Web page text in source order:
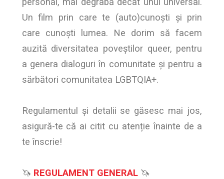
Un film prin care te (auto)cunoști și prin
care cunoști lumea. Ne dorim să facem
auzită diversitatea poveștilor queer, pentru
a genera dialoguri în comunitate și pentru a
sărbători comunitatea LGBTQIA+.
Regulamentul și detalii se găsesc mai jos,
asigură-te că ai citit cu atenție înainte de a
te înscrie!
🦄 REGULAMENT GENERAL🦄